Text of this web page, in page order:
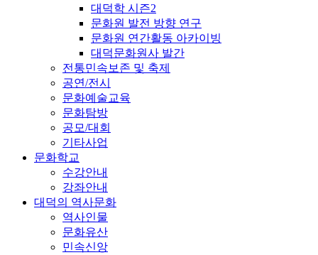
대덕학 시즌2
문화원 발전 방향 연구
문화원 연간활동 아카이빙
대덕문화원사 발간
전통민속보존 및 축제
공연/전시
문화예술교육
문화탐방
공모/대회
기타사업
문화학교
수강안내
강좌안내
대덕의 역사문화
역사인물
문화유산
민속신앙